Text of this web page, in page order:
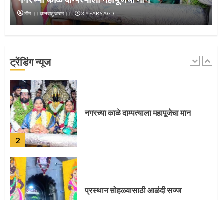
टीम ।।ज्ञानबातुकाराम।। 3 YEARS AGO
ट्रेंडिंग न्यूज
1
2
नगरच्या काळे दाम्पत्याला महापूजेचा मान
प्रस्थान सोहळ्यासाठी आळंदी सज्ज